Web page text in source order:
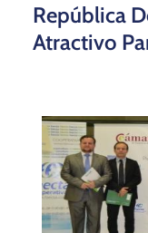
República
Atractivo